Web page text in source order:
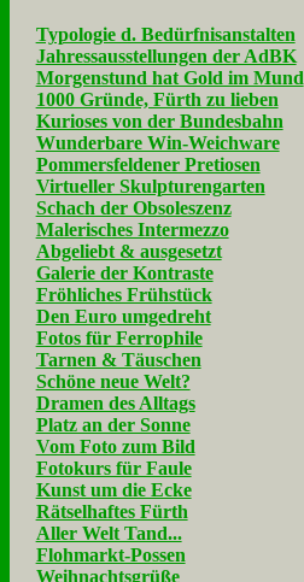
Typologie d. Bedürfnisanstalten
Jahressausstellungen der AdBK
Morgenstund hat Gold im Mund
1000 Gründe, Fürth zu lieben
Kurioses von der Bundesbahn
Wunderbare Win-Weichware
Pommersfeldener Pretiosen
Virtueller Skulpturengarten
Schach der Obsoleszenz
Malerisches Intermezzo
Abgeliebt & ausgesetzt
Galerie der Kontraste
Fröhliches Frühstück
Den Euro umgedreht
Fotos für Ferrophile
Tarnen & Täuschen
Schöne neue Welt?
Dramen des Alltags
Platz an der Sonne
Vom Foto zum Bild
Fotokurs für Faule
Kunst um die Ecke
Rätselhaftes Fürth
Aller Welt Tand...
Flohmarkt-Possen
Weihnachtsgrüße